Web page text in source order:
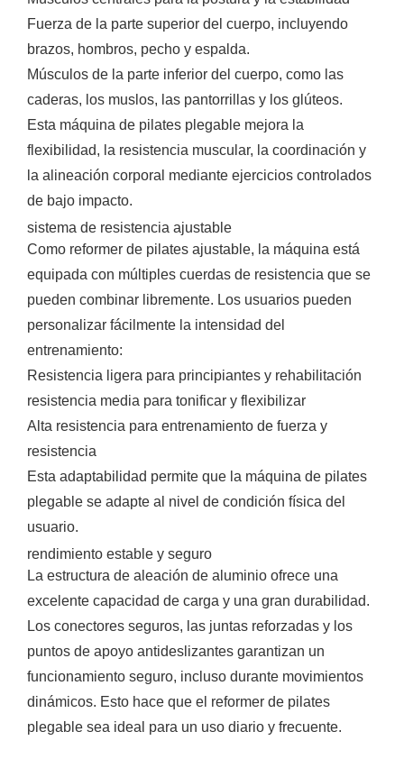
Fuerza de la parte superior del cuerpo, incluyendo
brazos, hombros, pecho y espalda.
Músculos de la parte inferior del cuerpo, como las
caderas, los muslos, las pantorrillas y los glúteos.
Esta máquina de pilates plegable mejora la
flexibilidad, la resistencia muscular, la coordinación y
la alineación corporal mediante ejercicios controlados
de bajo impacto.
sistema de resistencia ajustable
Como reformer de pilates ajustable, la máquina está
equipada con múltiples cuerdas de resistencia que se
pueden combinar libremente. Los usuarios pueden
personalizar fácilmente la intensidad del
entrenamiento:
Resistencia ligera para principiantes y rehabilitación
resistencia media para tonificar y flexibilizar
Alta resistencia para entrenamiento de fuerza y
resistencia
Esta adaptabilidad permite que la máquina de pilates
plegable se adapte al nivel de condición física del
usuario.
rendimiento estable y seguro
La estructura de aleación de aluminio ofrece una
excelente capacidad de carga y una gran durabilidad.
Los conectores seguros, las juntas reforzadas y los
puntos de apoyo antideslizantes garantizan un
funcionamiento seguro, incluso durante movimientos
dinámicos. Esto hace que el reformer de pilates
plegable sea ideal para un uso diario y frecuente.